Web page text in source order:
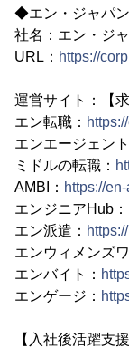
◆エン・ジャパ
社名：エン・ジ
URL： https://
運営サイト：【求
エン転職：
エンエージェント
ミドルの転職：
AMBI： https://
エンジニアHub：
エン派遣：
エンウィメンズワ
エンバイト：
エンゲージ：
【入社後活躍支